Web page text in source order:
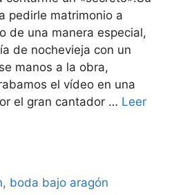
pedirle matrimonio a
de una manera especial,
de nochevieja con un
manos a la obra,
el vídeo en una
el gran cantador … Leer
, boda bajo aragón